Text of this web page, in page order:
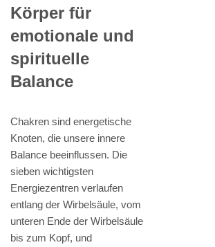
Körper für
emotionale und
spirituelle
Balance
Chakren sind energetische
Knoten, die unsere innere
Balance beeinflussen. Die
sieben wichtigsten
Energiezentren verlaufen
entlang der Wirbelsäule, vom
unteren Ende der Wirbelsäule
bis zum Kopf, und